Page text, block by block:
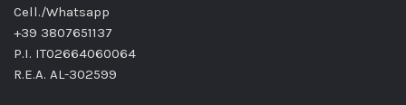
Cell./Whatsapp
+39 3807651137
P.I. IT02664060064
R.E.A. AL-302599